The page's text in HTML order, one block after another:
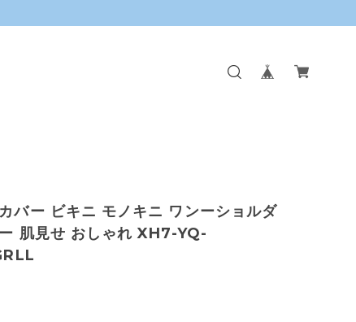
バー ビキニ モノキニ ワンーショルダ
肌見せ おしゃれ XH7-YQ-